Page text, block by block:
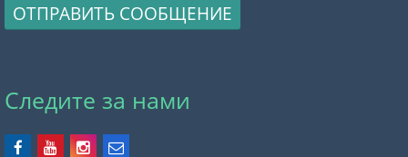
ОТПРАВИТЬ СООБЩЕНИЕ
Следите за нами